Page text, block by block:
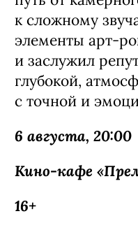
известность в
годов благодаря
«Фабрика звезд»
Позже он выбрал
путь и основал
путь от
элементы арт-
и заслужил